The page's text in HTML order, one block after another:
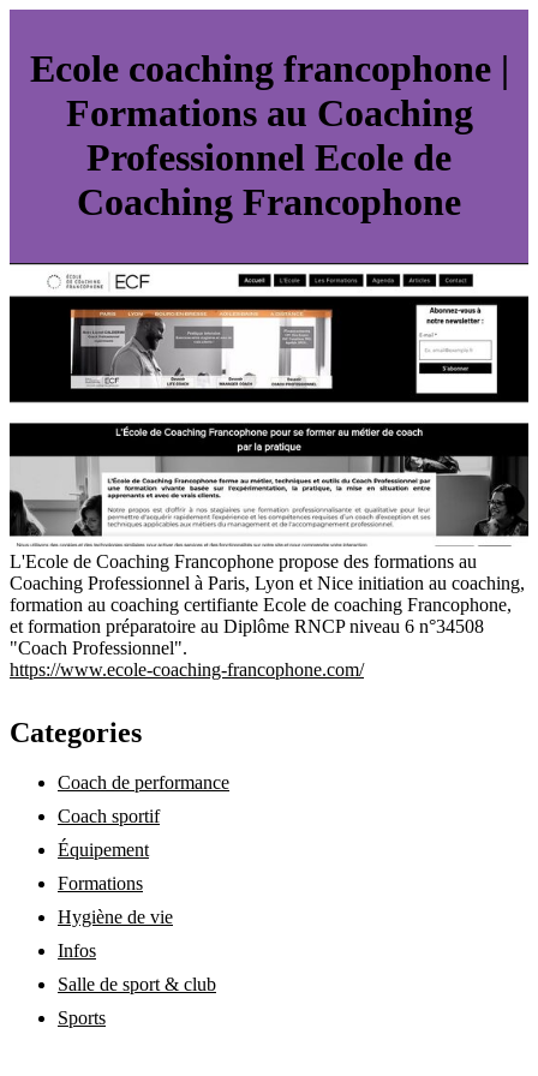
Ecole coaching francophone |
Formations au Coaching
Profes­sion­nel Ecole de
Coaching Francophone
L'Ecole de Coaching Francophone propose des formations au
Coaching Professionnel à Paris, Lyon et Nice initiation au coaching,
formation au coaching certifiante Ecole de coaching Francophone,
et formation préparatoire au Diplôme RNCP niveau 6 n°34508
"Coach Professionnel".
https://www.ecole-coaching-francophone.com/
Categories
Coach de performance
Coach sportif
Équipement
Formations
Hygiène de vie
Infos
Salle de sport & club
Sports